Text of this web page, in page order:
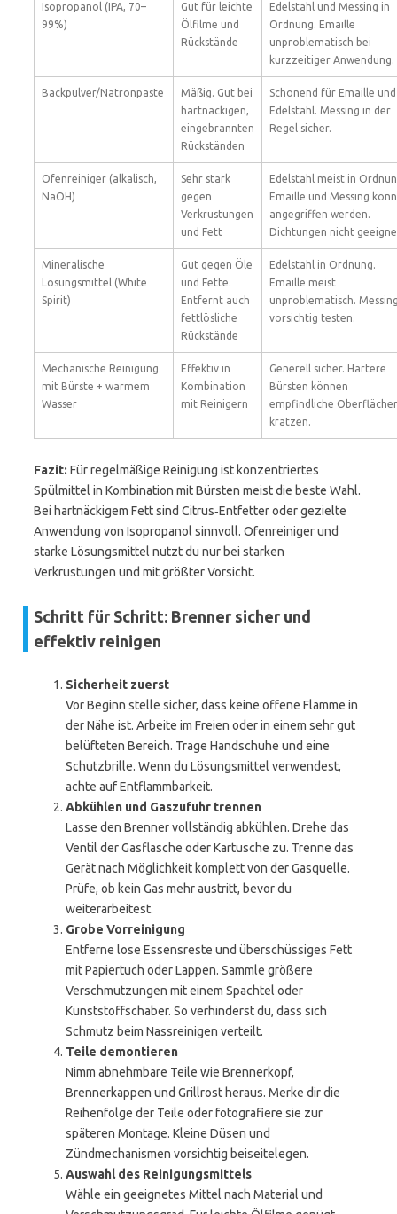
Isopropanol (IPA, 70–
99%)
Gut für leichte
Ölfilme und
Rückstände
Edelstahl und Messing in
Ordnung. Emaille
unproblematisch bei
kurzzeitiger Anwendung.
Backpulver/Natronpaste
Mäßig. Gut bei
hartnäckigen,
eingebrannten
Rückständen
Schonend für Emaille und
Edelstahl. Messing in der
Regel sicher.
Ofenreiniger (alkalisch,
NaOH)
Sehr stark
gegen
Verkrustungen
und Fett
Edelstahl meist in
Emaille und Messing
angegriffen werden.
Dichtungen nicht
Mineralische
Lösungsmittel (White
Spirit)
Gut gegen Öle
und Fette.
Entfernt auch
fettlösliche
Rückstände
Edelstahl in Ordnung.
Emaille meist
unproblematisch.
vorsichtig testen.
Mechanische Reinigung
mit Bürste + warmem
Wasser
Effektiv in
Kombination
mit Reinigern
Generell sicher. Härtere
Bürsten können
empfindliche
kratzen.
Fazit: Für regelmäßige Reinigung ist konzentriertes
Spülmittel in Kombination mit Bürsten meist die beste Wahl.
Bei hartnäckigem Fett sind Citrus‑Entfetter oder gezielte
Anwendung von Isopropanol sinnvoll. Ofenreiniger und
starke Lösungsmittel nutzt du nur bei starken
Verkrustungen und mit größter Vorsicht.
Schritt für Schritt: Brenner sicher und
effektiv reinigen
Sicherheit zuerst
Vor Beginn stelle sicher, dass keine offene Flamme in
der Nähe ist. Arbeite im Freien oder in einem sehr gut
belüfteten Bereich. Trage Handschuhe und eine
Schutzbrille. Wenn du Lösungsmittel verwendest,
achte auf Entflammbarkeit.
Abkühlen und Gaszufuhr trennen
Lasse den Brenner vollständig abkühlen. Drehe das
Ventil der Gasflasche oder Kartusche zu. Trenne das
Gerät nach Möglichkeit komplett von der Gasquelle.
Prüfe, ob kein Gas mehr austritt, bevor du
weiterarbeitest.
Grobe Vorreinigung
Entferne lose Essensreste und überschüssiges Fett
mit Papiertuch oder Lappen. Sammle größere
Verschmutzungen mit einem Spachtel oder
Kunststoffschaber. So verhinderst du, dass sich
Schmutz beim Nassreinigen verteilt.
Teile demontieren
Nimm abnehmbare Teile wie Brennerkopf,
Brennerkappen und Grillrost heraus. Merke dir die
Reihenfolge der Teile oder fotografiere sie zur
späteren Montage. Kleine Düsen und
Zündmechanismen vorsichtig beiseitelegen.
Auswahl des Reinigungsmittels
Wähle ein geeignetes Mittel nach Material und